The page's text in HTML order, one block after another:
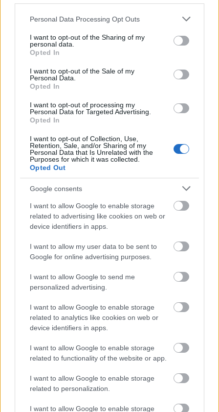
Please note that this website/app uses one or more Google
not limited to your visit or usage behaviour. You may click to
grant or deny consent to Google and its third-party tags to
use your data for below specified purposes in below Google
consent section.
Personal Data Processing Opt Outs
I want to opt-out of the Sharing of my
personal data.
Opted In
I want to opt-out of the Sale of my
Personal Data.
Opted In
I want to opt-out of processing my
Personal Data for Targeted Advertising.
Opted In
I want to opt-out of Collection, Use,
Retention, Sale, and/or Sharing of my
Personal Data that Is Unrelated with the
Purposes for which it was collected.
Opted Out
Google consents
I want to allow Google to enable storage
related to advertising like cookies on web or
device identifiers in apps.
I want to allow my user data to be sent to
Google for online advertising purposes.
I want to allow Google to send me
personalized advertising.
I want to allow Google to enable storage
related to analytics like cookies on web or
device identifiers in apps.
I want to allow Google to enable storage
related to functionality of the website or app.
I want to allow Google to enable storage
related to personalization.
I want to allow Google to enable storage
presentamos cinco opciones 'low
puntos por menos de 1 millón de
3. Gonzalo Guedes (Villarreal, delantero, 8.890.000,
88 pts.)
El portugués fue uno de los grandes fichajes del mercado
de invierno en LaLiga y, pese a que llegaba al conjunto
mejor versión de la mano de Marcelino García Toral. El
técnico le conoce a la perfección de su etapa en Valencia y
ha utilizado a Guedes en 16 ocasiones (9 desde el inicio).
con 3 goles y 2 asistencias, sumando un total de 88 puntos
Comunio. Guedes ha tenido casi siempre un precio elevado
en Comunio desde que volviera al mercado el 20 de enero
con un precio de 3 millones, llegando a superar los 13 de
cotización en marzo. El 30 de junio acabará su cesión en
Villarreal, pero a buen seguro que intentarán mantenerle en
2. Johnny Cardoso (Betis, centrocampista, 4.410.000,
El norteamericano ha sido una de las gratas sorpresas de la
segunda vuelta de la temporada en LaLiga. Llegó al Betis
sin hacer mucho ruido, cubriendo la baja de Guardado y
como recambio futuro de Guido, quien abandonará el club
hizo que Pellegrini le diera minutos nada más aterrizar en
Sevilla, haciendo su debut como titular en la jornada 21.